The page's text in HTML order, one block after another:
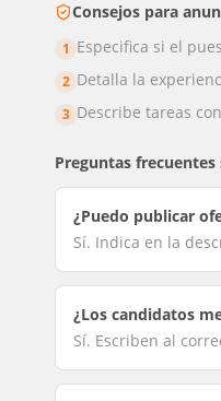
Consejos para
1 Especifica si el
2 Detalla la
3 Describe tareas
Preguntas frecuentes
¿Puedo publicar
Sí. Indica en la
¿Los candidatos
Sí. Escriben al